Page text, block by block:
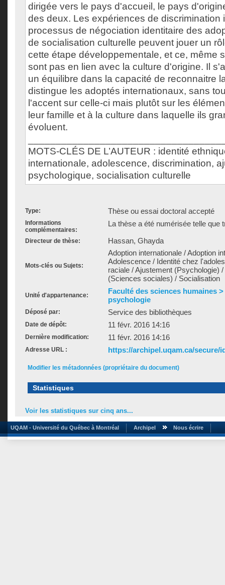
dirigée vers le pays d'accueil, le pays
des deux. Les expériences de discrimination
processus de négociation identitaire des
de socialisation culturelle peuvent jouer un
cette étape développementale, et ce, même
sont pas en lien avec la culture d'origine. Il
un équilibre dans la capacité de reconnaitre
distingue les adoptés internationaux, sans
l'accent sur celle-ci mais plutôt sur les
leur famille et à la culture dans laquelle ils
évoluent.
MOTS-CLÉS DE L’AUTEUR : identité
internationale, adolescence, discrimination,
psychologique, socialisation culturelle
Type: Thèse ou essai doctoral accepté
Informations
complémentaires:
La thèse a été numérisée telle que
Directeur de thèse: Hassan, Ghayda
Mots-clés ou Sujets:
Adoption internationale / Adoption
Adolescence / Identité chez
raciale / Ajustement (Psychologie)
(Sciences sociales) / Socialisation
Unité d'appartenance:
Faculté des sciences humaines
psychologie
Déposé par: Service des bibliothèques
Date de dépôt: 11 févr. 2016 14:16
Dernière modification: 11 févr. 2016 14:16
Adresse URL : https://archipel.uqam.ca/secure/
Modifier les métadonnées (propriétaire du document)
Statistiques
Voir les statistiques sur cinq ans...
UQAM - Université du Québec à Montréal Archipel Nous écrire